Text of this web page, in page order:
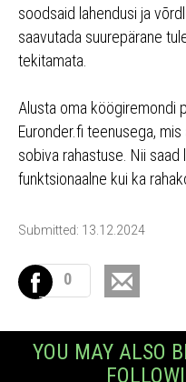
soodsaid lahendusi ja
saavutada suurepärane
tekitamata.
Alusta oma köögiremondi
Euronder.fi teenusega,
sobiva rahastuse. Nii saad
funktsionaalne kui ka
Submitted: 13.12.2024
0
YOU MAY ALSO